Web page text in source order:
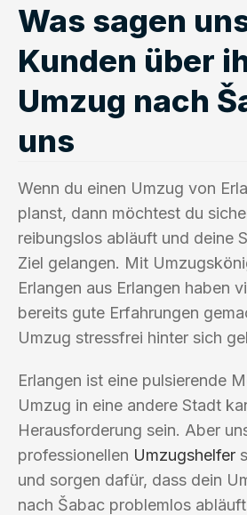
Was sagen
Kunden über
Umzug nach
uns
Wenn du einen Umzug von
planst, dann möchtest du
reibungslos abläuft und deine
Ziel gelangen. Mit
Erlangen aus Erlangen haben
bereits gute Erfahrungen
Umzug stressfrei hinter sich
Erlangen ist eine pulsierende
Umzug in eine andere Stadt
Herausforderung sein. Aber
professionellen Umzugshelfer
und sorgen dafür, dass dein
nach Šabac problemlos